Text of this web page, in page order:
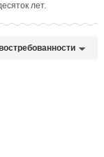
лет.